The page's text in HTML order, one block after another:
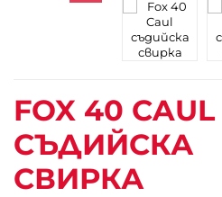
FOX 40 CAUL
СЪДИЙСКА
СВИРКА